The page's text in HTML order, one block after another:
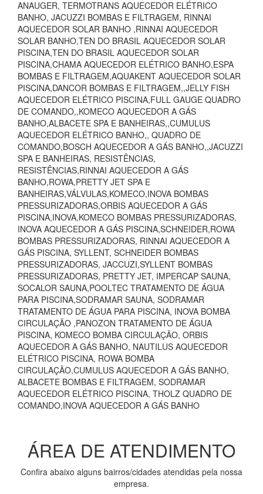
ANAUGER, TERMOTRANS AQUECEDOR ELÉTRICO
BANHO, JACUZZI BOMBAS E FILTRAGEM, RINNAI
AQUECEDOR SOLAR BANHO ,RINNAI AQUECEDOR
SOLAR BANHO,TEN DO BRASIL AQUECEDOR SOLAR
PISCINA,TEN DO BRASIL AQUECEDOR SOLAR
PISCINA,CHAMA AQUECEDOR ELÉTRICO BANHO,ESPA
BOMBAS E FILTRAGEM,AQUAKENT AQUECEDOR SOLAR
PISCINA,DANCOR BOMBAS E FILTRAGEM,,JELLY FISH
AQUECEDOR ELÉTRICO PISCINA,FULL GAUGE QUADRO
DE COMANDO,,KOMECO AQUECEDOR A GÁS
BANHO,ALBACETE SPA E BANHEIRAS,,CUMULUS
AQUECEDOR ELÉTRICO BANHO,, QUADRO DE
COMANDO,BOSCH AQUECEDOR A GÁS BANHO,,JACUZZI
SPA E BANHEIRAS, RESISTÊNCIAS,
RESISTÊNCIAS,RINNAI AQUECEDOR A GÁS
BANHO,ROWA,PRETTY JET SPA E
BANHEIRAS,VÁLVULAS,KOMECO,INOVA BOMBAS
PRESSURIZADORAS,ORBIS AQUECEDOR A GÁS
PISCINA,INOVA,KOMECO BOMBAS PRESSURIZADORAS,
INOVA AQUECEDOR A GÁS PISCINA,SCHNEIDER,ROWA
BOMBAS PRESSURIZADORAS, RINNAI AQUECEDOR A
GÁS PISCINA, SYLLENT, SCHNEIDER BOMBAS
PRESSURIZADORAS, JACCUZI,SYLLENT BOMBAS
PRESSURIZADORAS, PRETTY JET, IMPERCAP SAUNA,
SOCALOR SAUNA,POOLTEC TRATAMENTO DE ÁGUA
PARA PISCINA,SODRAMAR SAUNA, SODRAMAR
TRATAMENTO DE ÁGUA PARA PISCINA, INOVA BOMBA
CIRCULAÇÃO ,PANOZON TRATAMENTO DE ÁGUA
PISCINA, KOMECO BOMBA CIRCULAÇÃO, ORBIS
AQUECEDOR A GÁS BANHO, NAUTILUS AQUECEDOR
ELÉTRICO PISCINA, ROWA BOMBA
CIRCULAÇÃO,CUMULUS AQUECEDOR A GÁS BANHO,
ALBACETE BOMBAS E FILTRAGEM, SODRAMAR
AQUECEDOR ELÉTRICO PISCINA, THOLZ QUADRO DE
COMANDO,INOVA AQUECEDOR A GÁS BANHO
ÁREA DE ATENDIMENTO
Confira abaixo alguns bairros/cidades atendidas pela nossa
empresa.